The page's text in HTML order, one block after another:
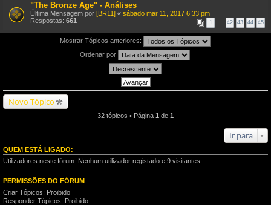
"The Bronze Age" - Análises
Última Mensagem por [BR11] « sábado mar 11, 2017 6:33 pm
Respostas: 661 1 … 42 43 44 45
Mostrar Tópicos anteriores:
Ordenar por
Novo Tópico
32 tópicos • Página 1 de 1
Ir para
QUEM ESTÁ LIGADO:
Utilizadores neste fórum: Nenhum utilizador registado e 9 visitantes
PERMISSÕES DO FÓRUM
Criar Tópicos: Proibido
Responder Tópicos: Proibido